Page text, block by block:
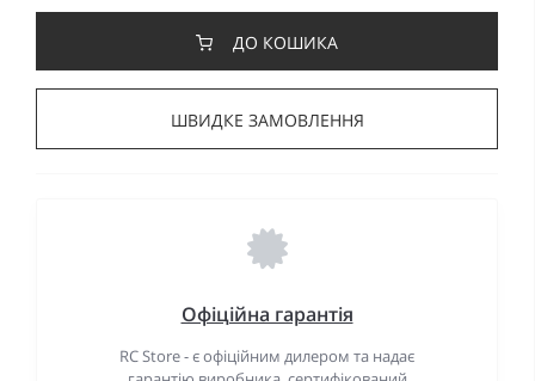
ДО КОШИКА
ШВИДКЕ ЗАМОВЛЕННЯ
Офіційна гарантія
RC Store - є офіційним дилером та надає